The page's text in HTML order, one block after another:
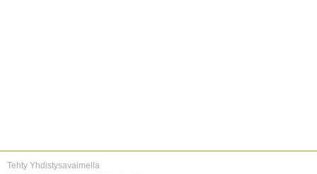
Tehty Yhdistysavaimella